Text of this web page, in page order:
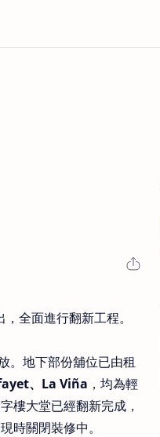
全面進行翻新工程。
。地下部份舖位已由租
、La Viña ，均為輕
樓大堂已經翻新完成，
時關閉裝修中。